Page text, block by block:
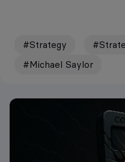
#Strategy
#Michael Saylor